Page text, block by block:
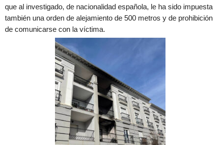
que al investigado, de nacionalidad española, le ha sido impuesta
también una orden de alejamiento de 500 metros y de prohibición
de comunicarse con la víctima.